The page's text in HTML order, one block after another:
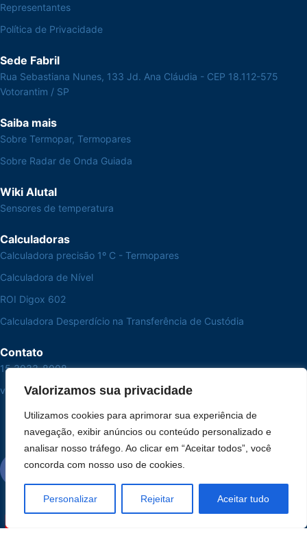
Valorizamos sua privacidade
Utilizamos cookies para aprimorar sua experiência de
navegação, exibir anúncios ou conteúdo personalizado e
analisar nosso tráfego. Ao clicar em “Aceitar todos”, você
concorda com nosso uso de cookies.
Personalizar Rejeitar Aceitar tudo
Representantes
Política de Privacidade
Sede Fabril
Rua Sebastiana Nunes, 133 Jd. Ana Cláudia - CEP 18.112-575
Votorantim / SP
Saiba mais
Sobre Termopar, Termopares
Sobre Radar de Onda Guiada
Wiki Alutal
Sensores de temperatura
Calculadoras
Calculadora precisão 1º C - Termopares
Calculadora de Nível
ROI Digox 602
Calculadora Desperdício na Transferência de Custódia
Contato
15 3033-8008
vendas@alutal.com.br